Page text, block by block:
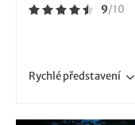
9/10
Rychlépředstavení